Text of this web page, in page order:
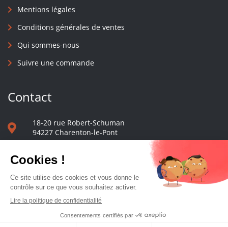
Mentions légales
Conditions générales de ventes
Qui sommes-nous
Suivre une commande
Contact
18-20 rue Robert-Schuman
94227 Charenton-le-Pont